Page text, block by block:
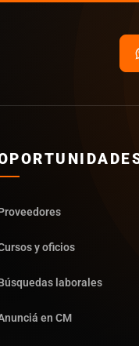
y oficios
laborales
en CM